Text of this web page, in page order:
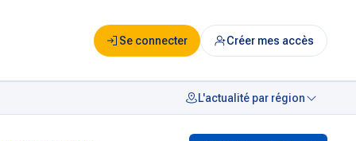
Se connecter Créer mes accès
L'actualité par région